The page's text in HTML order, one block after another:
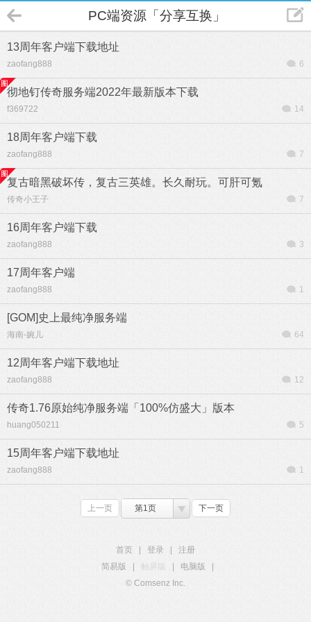
PC端资源「分享互换」
13周年客户端下载地址
zaofang888 6
彻地钉传奇服务端2022年最新版本下载
f369722 14
18周年客户端下载
zaofang888 7
复古暗黑破坏传，复古三英雄。长久耐玩。可肝可氪
传奇小王子 7
16周年客户端下载
zaofang888 3
17周年客户端
zaofang888 1
[GOM]史上最纯净服务端
海南-婉儿 64
12周年客户端下载地址
zaofang888 12
传奇1.76原始纯净服务端「100%仿盛大」版本
huang050211 5
15周年客户端下载地址
zaofang888 1
上一页 第1页 下一页
首页 登录
注册
简易版
触屏版 电脑版
© Comsenz Inc.